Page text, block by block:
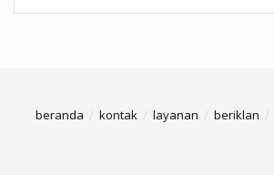
beranda kontak layanan beriklan